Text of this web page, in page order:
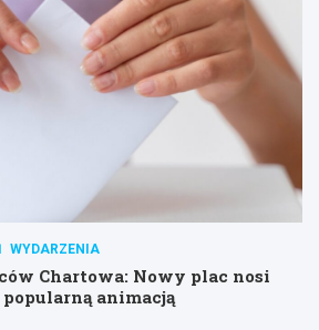
WYDARZENIA
Chartowa: Nowy plac nosi
animacją